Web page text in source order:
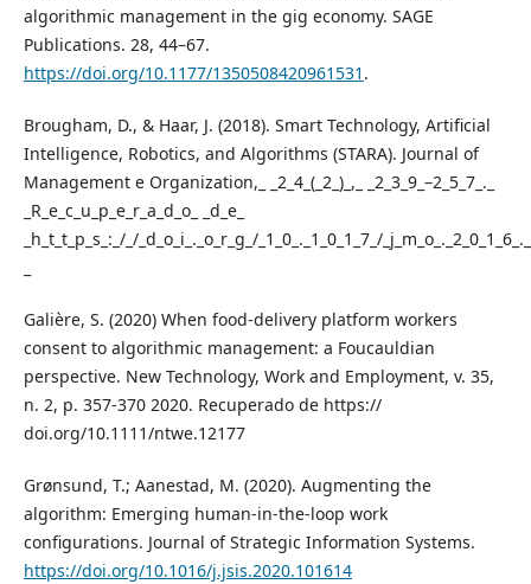
algorithmic management in the gig economy. SAGE
Publications. 28, 44–67.
https://doi.org/10.1177/1350508420961531 .
Brougham, D., & Haar, J. (2018). Smart Technology, Artificial
Intelligence, Robotics, and Algorithms (STARA). Journal of
Management e Organization,_ _2_4_(_2_)_,_ _2_3_9_–2_5_7_._
_R_e_c_u_p_e_r_a_d_o_ _d_e_
_h_t_t_p_s_:_/_/_d_o_i_._o_r_g_/_1_0_._1_0_1_7_/
Galière, S. (2020) When food-delivery platform workers
consent to algorithmic management: a Foucauldian
perspective. New Technology, Work and Employment, v. 35,
n. 2, p. 357-370 2020. Recuperado de https://
doi.org/10.1111/ntwe.12177
Grønsund, T.; Aanestad, M. (2020). Augmenting the
algorithm: Emerging human-in-the-loop work
configurations. Journal of Strategic Information Systems.
https://doi.org/10.1016/j.jsis.2020.101614